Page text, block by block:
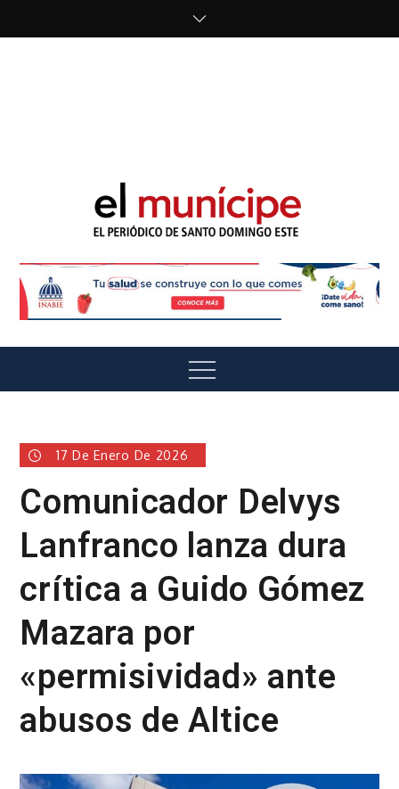
El Munícipe
Menu
17 De Enero De 2026
Comunicador Delvys
Lanfranco lanza dura
crítica a Guido Gómez
Mazara por
«permisividad» ante
abusos de Altice